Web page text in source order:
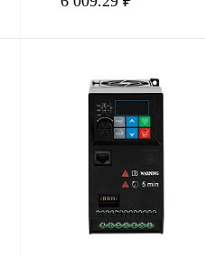
В корзину
Купить в 1 клик Сравнение
В избранное